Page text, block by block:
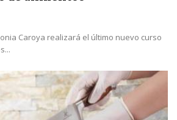
Caroya realizará el último nuevo curso